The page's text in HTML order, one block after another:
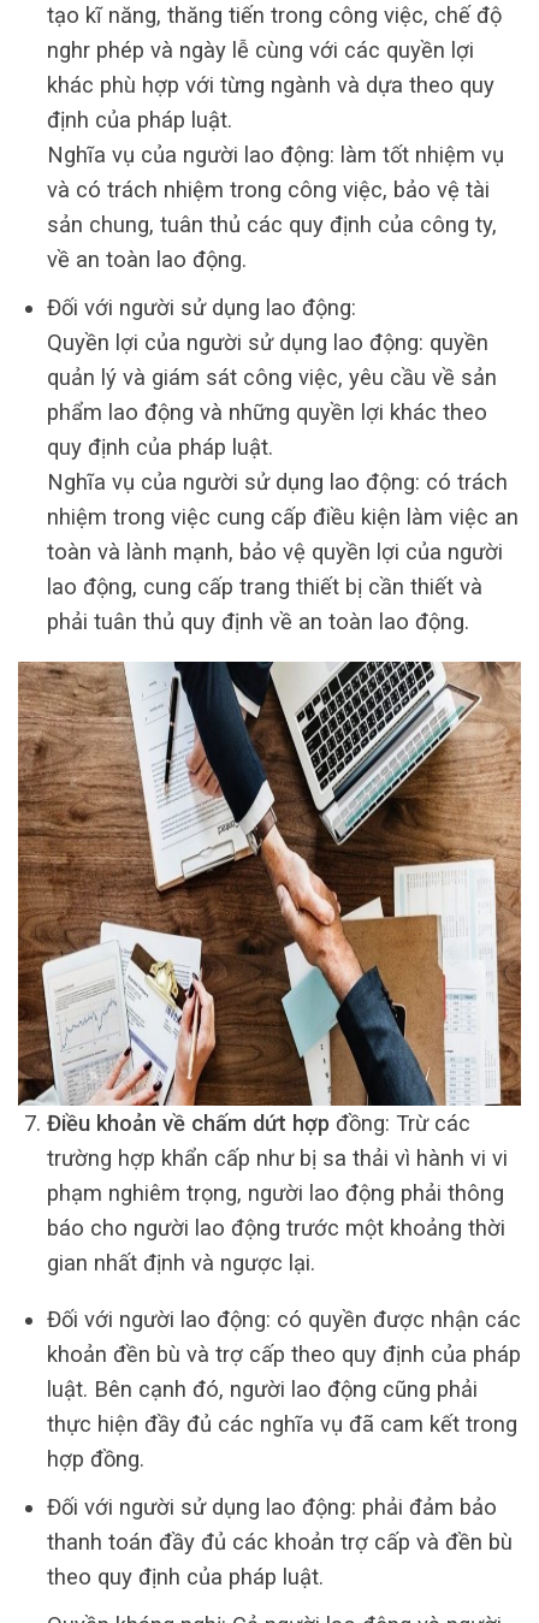
tạo kĩ năng, thăng tiến trong công việc, chế độ
nghr phép và ngày lễ cùng với các quyền lợi
khác phù hợp với từng ngành và dựa theo quy
định của pháp luật.
Nghĩa vụ của người lao động: làm tốt nhiệm vụ
và có trách nhiệm trong công việc, bảo vệ tài
sản chung, tuân thủ các quy định của công ty,
về an toàn lao động.
Đối với người sử dụng lao động:
Quyền lợi của người sử dụng lao động: quyền
quản lý và giám sát công việc, yêu cầu về sản
phẩm lao động và những quyền lợi khác theo
quy định của pháp luật.
Nghĩa vụ của người sử dụng lao động: có trách
nhiệm trong việc cung cấp điều kiện làm việc an
toàn và lành mạnh, bảo vệ quyền lợi của người
lao động, cung cấp trang thiết bị cần thiết và
phải tuân thủ quy định về an toàn lao động.
Điều khoản về chấm dứt hợp đồng: Trừ các
trường hợp khẩn cấp như bị sa thải vì hành vi vi
phạm nghiêm trọng, người lao động phải thông
báo cho người lao động trước một khoảng thời
gian nhất định và ngược lại.
Đối với người lao động: có quyền được nhận các
khoản đền bù và trợ cấp theo quy định của pháp
luật. Bên cạnh đó, người lao động cũng phải
thực hiện đầy đủ các nghĩa vụ đã cam kết trong
hợp đồng.
Đối với người sử dụng lao động: phải đảm bảo
thanh toán đầy đủ các khoản trợ cấp và đền bù
theo quy định của pháp luật.